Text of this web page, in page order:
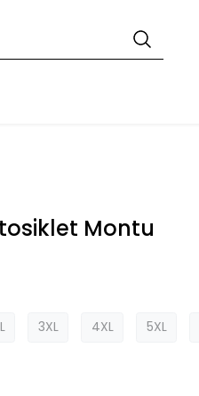
Montu
3XL 4XL 5XL